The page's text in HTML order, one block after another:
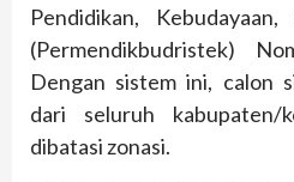
Pendidikan,
(Permendikbudristek)
Dengan sistem ini, calon
dari seluruh
dibatasi zonasi.